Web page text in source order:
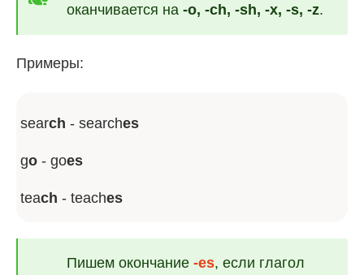
оканчивается на -o, -ch, -sh, -x, -s, -z.
Примеры:
search - searches
go - goes
teach - teaches
Пишем окончание -es, если глагол